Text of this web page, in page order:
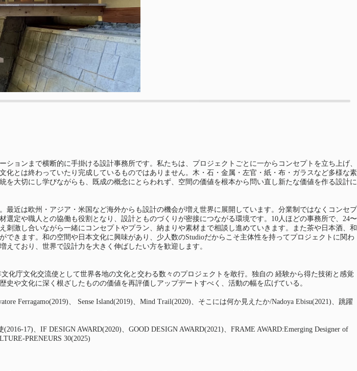
ョンまで横断的に手掛ける設計事務所です。私たちは、プロジェクトごとに一からコンセプトを立ち上げ、
とは終わっていたり完成しているものではありません。木・石・金属・左官・紙・布・ガラスなど多様な素
大切にし学びながらも、既成の概念にとらわれず、空間の価値を根本から問い直し新たな価値を作る設計に
近は欧州・アジア・米国など海外からも設計の機会が増え世界に展開しています。分業制ではなくコンセプ
定や職人との協働も役割となり、設計とものづくりが密接につながる環境です。10人ほどの事務所で、24〜
激し合いながら一緒にコンセプトやプラン、納まりや素材まで相談し進めていきます。また茶や日本酒、和
きます。和の空間や日本文化に興味があり、少人数のStudioだからこそ主体性を持ってプロジェクトに関わ
ており、世界で設計力を大きく伸ばしたい方を歓迎します。
化庁文化交流使として世界各地の文化と交わる数々のプロジェクトを敢行。独自の 経験から得た技術と感覚
や文化に深く根ざしたものの価値を再評価しアップデートすべく、活動の幅を広げている。
Ferragamo(2019)、 Sense Island(2019)、Mind Trail(2020)、そこには何か見えたか/Nadoya Ebisu(2021)、跳躍
17)、IF DESIGN AWARD(2020)、GOOD DESIGN AWARD(2021)、FRAME AWARD:Emerging Designer of
PRENEURS 30(2025)